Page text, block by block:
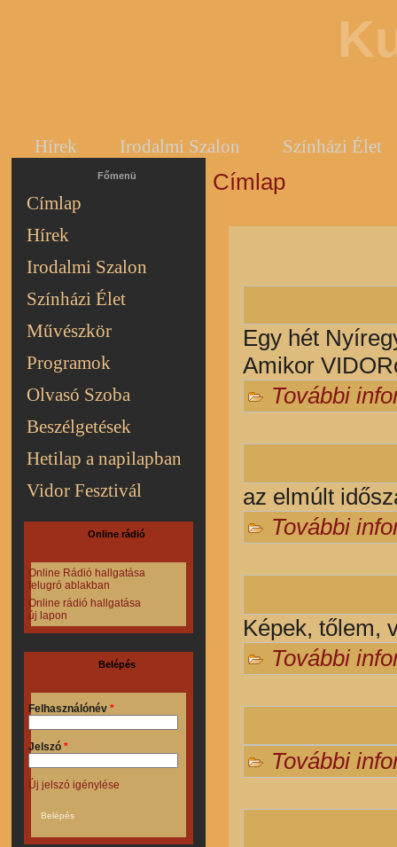
Hírek Irodalmi Szalon Színházi Élet
Főmenü
Címlap
Hírek
Irodalmi Szalon
Színházi Élet
Művészkör
Programok
Olvasó Szoba
Beszélgetések
Hetilap a napilapban
Vidor Fesztivál
Online rádió
Online Rádió hallgatása
felugró ablakban
Online rádió hallgatása
új lapon
Belépés
Felhasználónév *
Jelszó *
Új jelszó igénylése
Jelenlegi hely
Címlap
Egy hét
Amikor
További
az elmúlt
További
Képek, tőlem,
További
További